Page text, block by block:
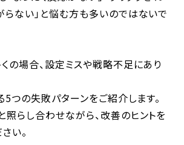
ない」と悩む方も多いのではないで
の場合、設定ミスや戦略不足にあり
5つの失敗パターンをご紹介します。
らし合わせながら、改善のヒントを
い。